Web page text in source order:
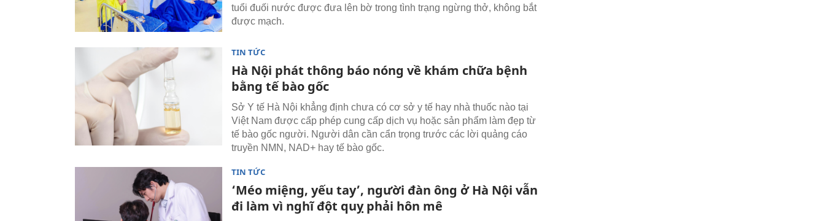
tuổi đuối nước được đưa lên bờ trong tình trạng ngừng thở, không bắt
được mạch.
TIN TỨC
Hà Nội phát thông báo nóng về khám chữa bệnh
bằng tế bào gốc
Sở Y tế Hà Nội khẳng định chưa có cơ sở y tế hay nhà thuốc nào tại
Việt Nam được cấp phép cung cấp dịch vụ hoặc sản phẩm làm đẹp từ
tế bào gốc người. Người dân cần cẩn trọng trước các lời quảng cáo
truyền NMN, NAD+ hay tế bào gốc.
TIN TỨC
‘Méo miệng, yếu tay’, người đàn ông ở Hà Nội vẫn
đi làm vì nghĩ đột quỵ phải hôn mê